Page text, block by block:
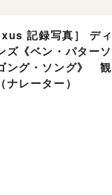
記録写真］ ディ
ズ《ベン・パターソ
ング・ソング》 観
レーター）